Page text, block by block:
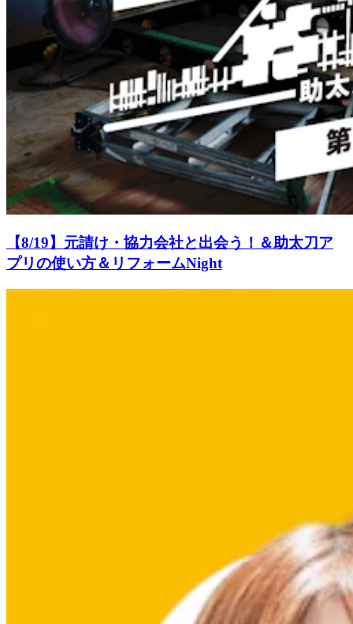
【8/19】元請け・協力会社と出会う！＆助太刀ア
プリの使い方＆リフォームNight